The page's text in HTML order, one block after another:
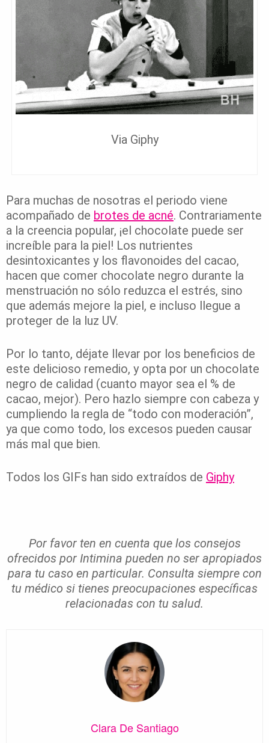
Via Giphy
Para muchas de nosotras el periodo viene
acompañado de brotes de acné. Contrariamente
a la creencia popular, ¡el chocolate puede ser
increíble para la piel! Los nutrientes
desintoxicantes y los flavonoides del cacao,
hacen que comer chocolate negro durante la
menstruación no sólo reduzca el estrés, sino
que además mejore la piel, e incluso llegue a
proteger de la luz UV.
Por lo tanto, déjate llevar por los beneficios de
este delicioso remedio, y opta por un chocolate
negro de calidad (cuanto mayor sea el % de
cacao, mejor). Pero hazlo siempre con cabeza y
cumpliendo la regla de “todo con moderación”,
ya que como todo, los excesos pueden causar
más mal que bien.
Todos los GIFs han sido extraídos de Giphy
Por favor ten en cuenta que los consejos
ofrecidos por Intimina pueden no ser apropiados
para tu caso en particular. Consulta siempre con
tu médico si tienes preocupaciones específicas
relacionadas con tu salud.
Clara De Santiago